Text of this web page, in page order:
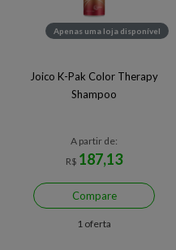
Apenas uma loja disponível
Joico K-Pak Color Therapy
Shampoo
A partir de:
R$ 187,13
Compare
1 oferta